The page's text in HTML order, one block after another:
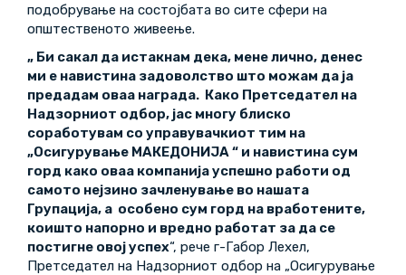
подобрување на состојбата во сите сфери на
општественото живеење.
„ Би сакал да истакнам дека, мене лично, денес
ми е навистина задоволство што можам да ја
предадам оваа награда. Како Претседател на
Надзорниот одбор, јас многу блиско
соработувам со управувачкиот тим на
„Осигурување МАКЕДОНИЈА “ и навистина сум
горд како оваа компанија успешно работи од
самото нејзино зачленување во нашата
Групација, а особено сум горд на вработените,
коишто напорно и вредно работат за да се
постигне овој успех“, рече г-Габор Лехел,
Претседател на Надзорниот одбор на „Осигурување